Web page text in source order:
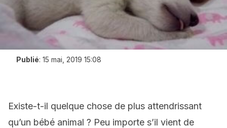
Publié: 15 mai, 2019 15:08
Existe-t-il quelque chose de plus attendrissant
qu’un bébé animal ? Peu importe s’il vient de